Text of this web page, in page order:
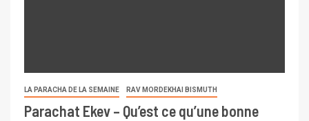
LA PARACHA DE LA SEMAINE RAV MORDEKHAI BISMUTH
Parachat Ekev – Qu’est ce qu’une bonne